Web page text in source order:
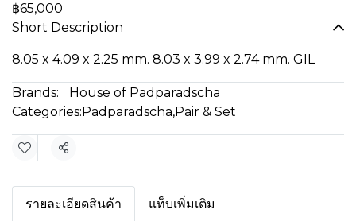
฿65,000
Short Description
8.05 x 4.09 x 2.25 mm. 8.03 x 3.99 x 2.74 mm. GIL
Brands:
House of Padparadscha
Categories:Padparadscha,Pair & Set
Share
รายละเอียดสินค้า แท็บเพิ่มเติม